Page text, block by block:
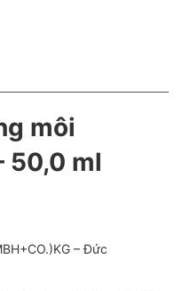
môi
50,0 ml
– Đức